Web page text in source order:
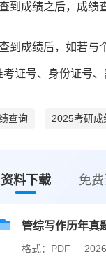
到成绩之后，成绩
到成绩后，如若与
考证号、身份证号
查询 2025考研成
资料下载 免
管综写作历年真
格式：PDF